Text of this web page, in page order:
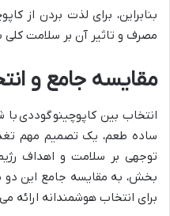
بنابراین، برای لذت بردن از
مصرف و تاثیر آن بر سلامت کلی
مقایسه جامع و
انتخاب بین کاپوچینوگوددی با
ساده طعم، یک تصمیم مهم
توجهی بر سلامت و اهداف
بخش، به مقایسه جامع این دو
برای انتخاب هوشمندانه ارائه